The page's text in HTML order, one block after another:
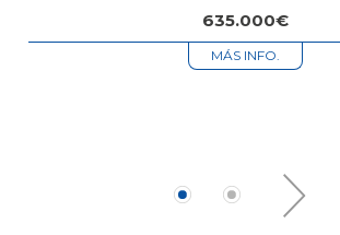
635.000€
MÁS INFO.